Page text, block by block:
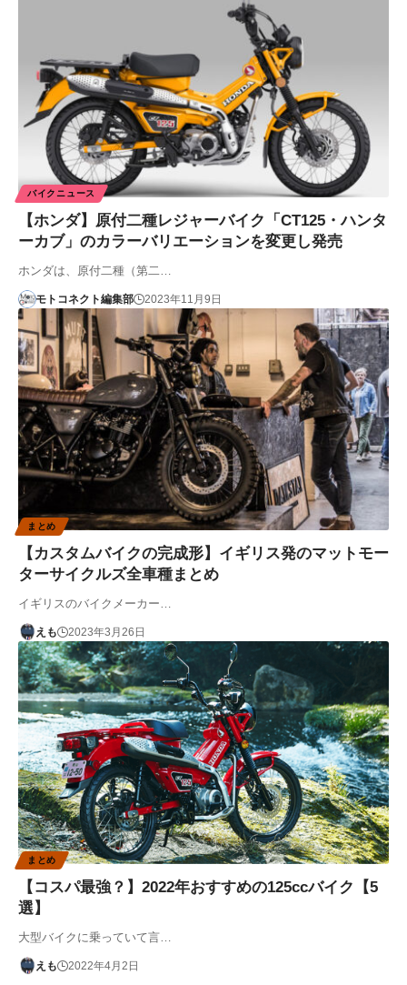
バイクニュース
【ホンダ】原付二種レジャーバイク「CT125・ハンタ
ーカブ」のカラーバリエーションを変更し発売
ホンダは、原付二種（第二…
モトコネクト編集部 2023年11月9日
まとめ
【カスタムバイクの完成形】イギリス発のマットモー
ターサイクルズ全車種まとめ
イギリスのバイクメーカー…
えも 2023年3月26日
まとめ
【コスパ最強？】2022年おすすめの125ccバイク【5
選】
大型バイクに乗っていて言…
えも 2022年4月2日